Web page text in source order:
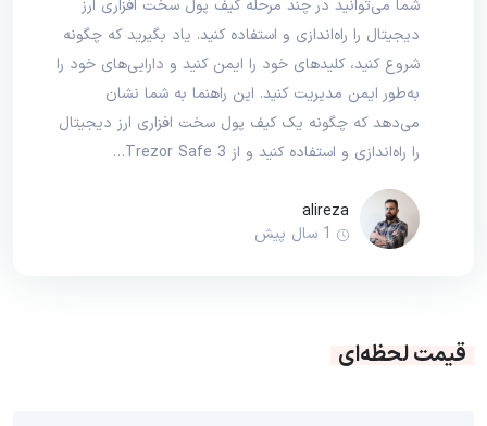
شما می‌توانید در چند مرحله کیف پول سخت‌ افزاری ارز
دیجیتال را راه‌اندازی و استفاده کنید. یاد بگیرید که چگونه
شروع کنید، کلیدهای خود را ایمن کنید و دارایی‌های خود را
به‌طور ایمن مدیریت کنید. این راهنما به شما نشان
می‌دهد که چگونه یک کیف پول سخت‌ افزاری ارز دیجیتال
را راه‌اندازی و استفاده کنید و از Trezor Safe 3…
alireza
1 سال پیش
قیمت لحظه‌ای